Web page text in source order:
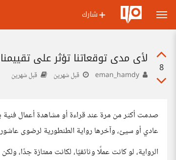
شارك
8
لأي مدى توقعاتنا تؤثر على
قبل شهرين قبل شهرين
صدمت أكثر من مرة عند قراءة أو مشاهدة أعمال فنية
عادي أو سيئ، وآخرها رواية الطنطورية لرضوى
الرواية، لو كانت عملًا وثائقيًا، لكانت ممتازة جدًا،